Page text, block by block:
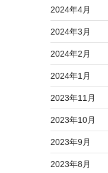
2024年4月
2024年3月
2024年2月
2024年1月
2023年11月
2023年10月
2023年9月
2023年8月